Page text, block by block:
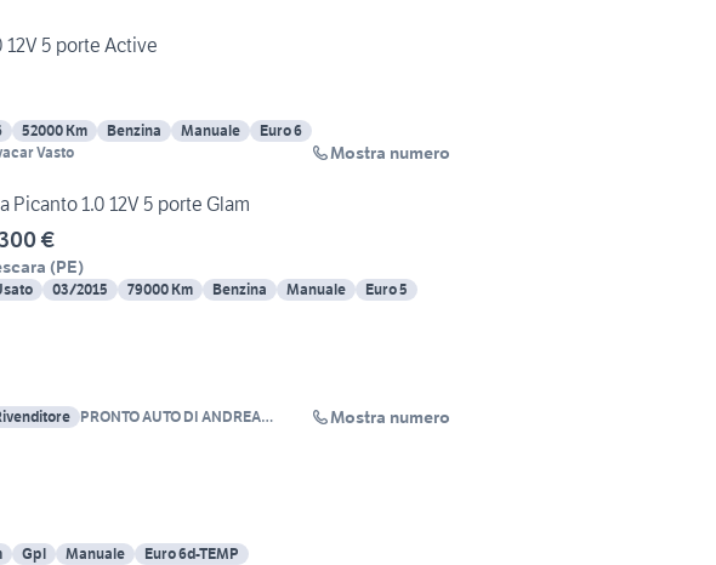
12V 5 porte Active
52000 Km Benzina Manuale
Euro 6
Vasto Mostra numero
Picanto 1.0 12V 5 porte Glam
€
(PE)
03/2015 79000 Km Benzina Manuale Euro 5
PRONTO AUTO DI ANDREA
Mostra numero
Gpl Manuale Euro 6d-TEMP